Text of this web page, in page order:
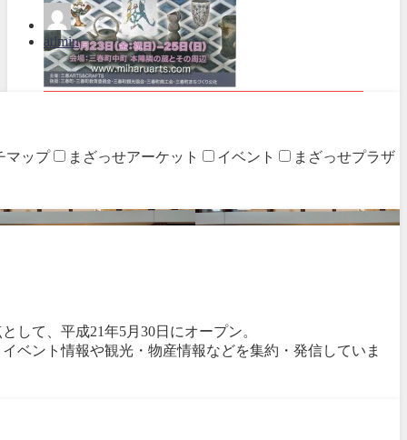
admin
マップ まざっせアーケット イベント まざっせプラザ
して、平成21年5月30日にオープン。
ベント情報や観光・物産情報などを集約・発信していま